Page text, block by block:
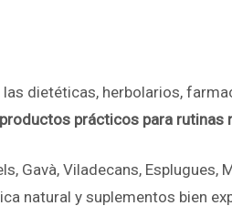
dietéticas, herbolarios,
prácticos para rutinas
Gavà, Viladecans,
natural y suplementos bien